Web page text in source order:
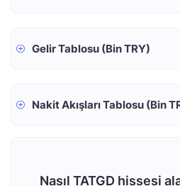
Gelir Tablosu (Bin TRY)
Nakit Akışları Tablosu (Bin
Nasıl TATGD hissesi